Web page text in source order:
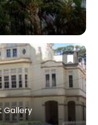
Gallery